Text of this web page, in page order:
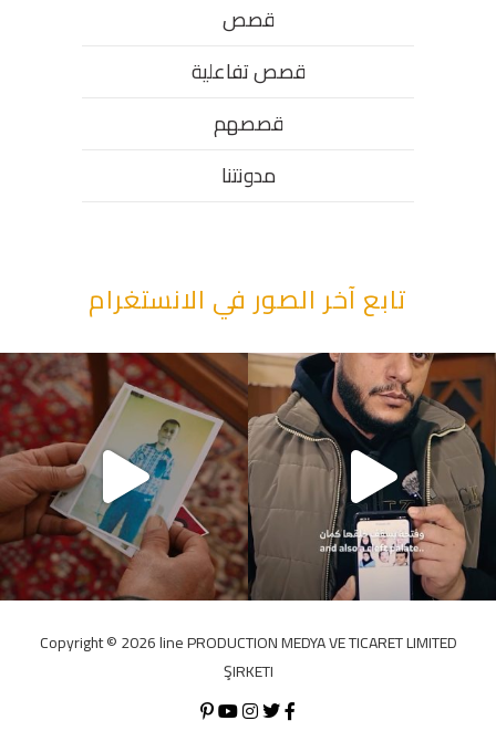
قصص
قصص تفاعلية
قصصهم
مدونتنا
تابع آخر الصور في الانستغرام
“وقت بيمرق العيد.. ببكي.” ف
Copyright ©️ 2026 line PRODUCTION MEDYA VE TICARET LIMITED
ŞIRKETI